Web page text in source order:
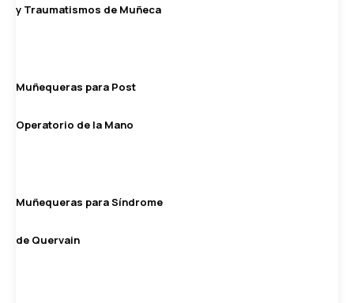
y Traumatismos de Muñeca
Muñequeras para Post
Operatorio de la Mano
Muñequeras para Síndrome
de Quervain